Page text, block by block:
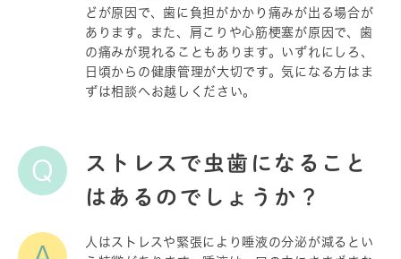
どが原因で、歯に負担がかかり痛みが出る場合が
あります。また、肩こりや心筋梗塞が原因で、歯
の痛みが現れることもあります。いずれにしろ、
日頃からの健康管理が大切です。気になる方はま
ずは相談へお越しください。
Q
ストレスで虫歯になること
はあるのでしょうか？
人はストレスや緊張により唾液の分泌が減るとい